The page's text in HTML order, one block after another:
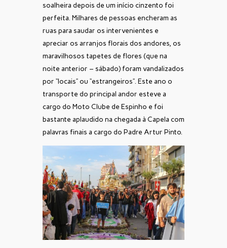
soalheira depois de um início cinzento foi
perfeita. Milhares de pessoas encheram as
ruas para saudar os intervenientes e
apreciar os arranjos florais dos andores, os
maravilhosos tapetes de flores (que na
noite anterior – sábado) foram vandalizados
por “locais” ou “estrangeiros”. Este ano o
transporte do principal andor esteve a
cargo do Moto Clube de Espinho e foi
bastante aplaudido na chegada à Capela com
palavras finais a cargo do Padre Artur Pinto.